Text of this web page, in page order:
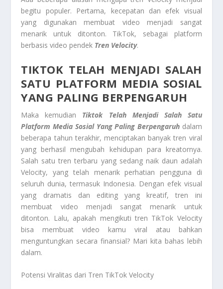
begitu populer. Pertama, kecepatan dan efek visual
yang digunakan membuat video menjadi sangat
menarik untuk ditonton. TikTok, sebagai platform
berbasis video pendek Tren Velocity.
TIKTOK TELAH MENJADI SALAH
SATU PLATFORM MEDIA SOSIAL
YANG PALING BERPENGARUH
Maka kemudian Tiktok Telah Menjadi Salah Satu
Platform Media Sosial Yang Paling Berpengaruhdalam
beberapa tahun terakhir, menciptakan banyak tren viral
yang berhasil mengubah kehidupan para kreatornya.
Salah satu tren terbaru yang sedang naik daun adalah
Velocity, yang telah menarik perhatian pengguna di
seluruh dunia, termasuk Indonesia. Dengan efek visual
yang dramatis dan editing yang kreatif, tren ini
membuat video menjadi sangat menarik untuk
ditonton. Lalu, apakah mengikuti tren TikTok Velocity
bisa membuat video kamu viral atau bahkan
menguntungkan secara finansial? Mari kita bahas lebih
dalam.
Potensi Viralitas dari Tren TikTok Velocity